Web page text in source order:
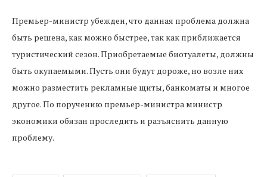
Премьер-министр убежден, что данная проблема должна
быть решена, как можно быстрее, так как приближается
туристический сезон. Приобретаемые биотуалеты, должны
быть окупаемыми. Пусть они будут дороже, но возле них
можно разместить рекламные щиты, банкоматы и многое
другое. По поручению премьер-министра министр
экономики обязан проследить и разъяснить данную
проблему.